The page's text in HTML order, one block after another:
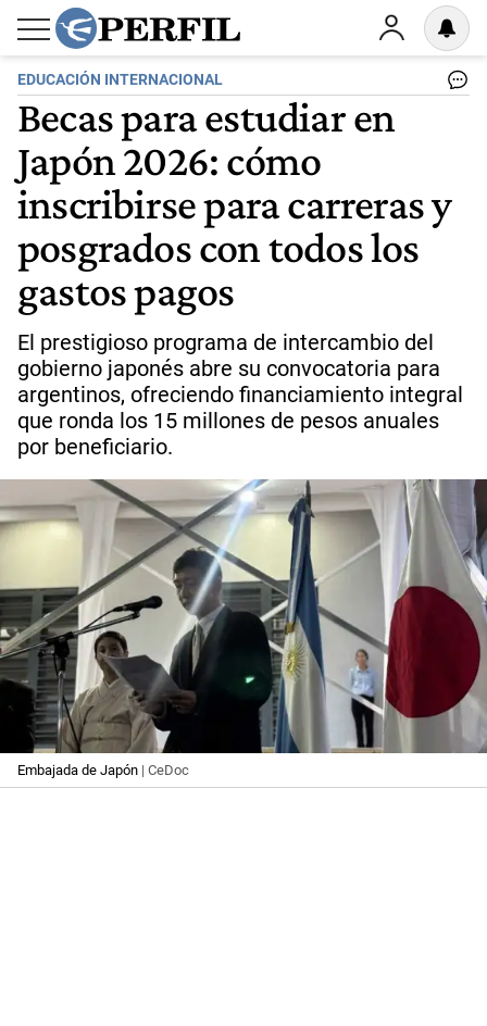
EDUCACIÓN INTERNACIONAL
Becas para estudiar en
Japón 2026: cómo
inscribirse para carreras y
posgrados con todos los
gastos pagos
El prestigioso programa de intercambio del
gobierno japonés abre su convocatoria para
argentinos, ofreciendo financiamiento integral
que ronda los 15 millones de pesos anuales
por beneficiario.
Embajada de Japón | CeDoc